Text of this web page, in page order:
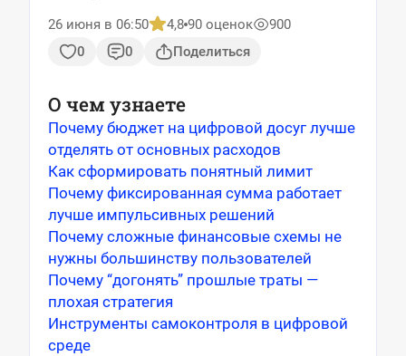
26 июня в 06:50 4,8 90 оценок
900
0
0 Поделиться
О чем узнаете
Почему бюджет на цифровой досуг лучше
отделять от основных расходов
Как сформировать понятный лимит
Почему фиксированная сумма работает
лучше импульсивных решений
Почему сложные финансовые схемы не
нужны большинству пользователей
Почему “догонять” прошлые траты —
плохая стратегия
Инструменты самоконтроля в цифровой
среде